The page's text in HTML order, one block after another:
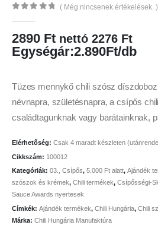
( Még nincsenek értékelések. )
2890 Ft nettó 2276 Ft
Egységár:2.890Ft/db
Tüzes mennykő chili szósz
névnapra, születésnapra, a csípős
családtagunknak vagy barátainknak,
Elérhetőség: Csak 4 maradt készleten
Cikkszám: 100012
Kategóriák: 03., Csípős, 5.000 Ft alatt, Ajándék
szószok és krémek, Chili termékek, Csípősségi-
Sauce Awards nyertesek
Címkék: Ajándék termékek, Chili Hungária, Chili
Márka: Chili Hungária Manufaktúra